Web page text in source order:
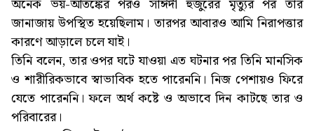
অনেক ভয়-আতঙ্কের পরও সাঈদী হুজুরের মৃত্যুর পর তার
জানাজায় উপস্থিত হয়েছিলাম। তারপর আবারও আমি নিরাপত্তার
কারণে আড়ালে চলে যাই।
তিনি বলেন, তার ওপর ঘটে যাওয়া এত ঘটনার পর তিনি মানসিক
ও শারীরিকভাবে স্বাভাবিক হতে পারেননি। নিজ পেশায়ও ফিরে
যেতে পারেননি। ফলে অর্থ কষ্টে ও অভাবে দিন কাটছে তার ও
পরিবারের।